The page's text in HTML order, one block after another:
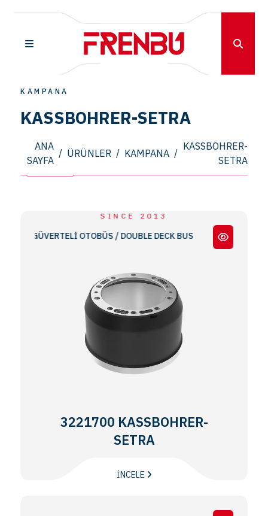
SINCE 2013
KAMPANA
KASSBOHRER-SETRA
ANA
SAYFA
/ ÜRÜNLER / KAMPANA /
KASSBOHRER-
SETRA
ÇİFT GÜVERTELİ OTOBÜS / DOUBLE DECK BUS
3221700 KASSBOHRER-
SETRA
İNCELE